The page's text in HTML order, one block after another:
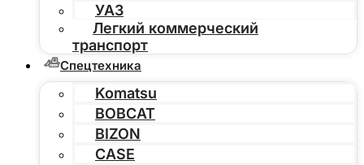
УАЗ
Легкий коммерческий
транспорт
Спецтехника
Komatsu
BOBCAT
BIZON
CASE